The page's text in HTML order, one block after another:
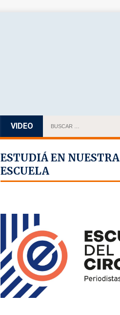
VIDEO
ESTUDIÁ EN NUESTRA
ESCUELA